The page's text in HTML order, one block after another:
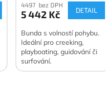
4497 bez DPH
5 442 Kč DETAIL
Bunda s volností pohybu.
Ideální pro creeking,
playboating, guidování či
surfování.